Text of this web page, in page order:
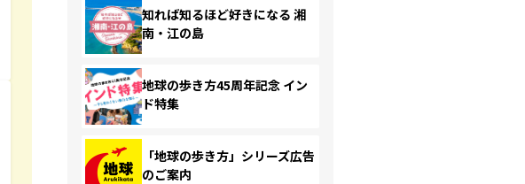
知れば知るほど好きになる 湘
南・江の島
地球の歩き方45周年記念 イン
ド特集
「地球の歩き方」シリーズ広告
のご案内